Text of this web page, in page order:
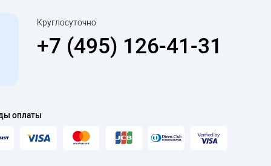
Круглосуточно
+7 (495) 126-41-31
оплаты